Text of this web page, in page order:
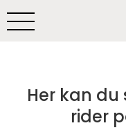
Her kan du
rider